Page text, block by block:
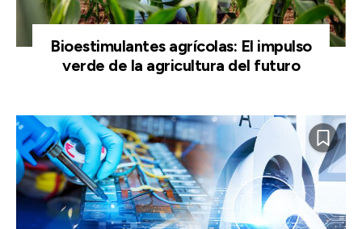
Bioestimulantes agrícolas: El impulso
verde de la agricultura del futuro